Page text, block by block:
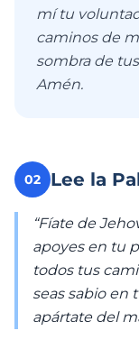
mí tu
caminos de
sombra de
Amén.
02 Lee la
“Fíate de
apoyes en tu
todos tus
seas sabio en
apártate del